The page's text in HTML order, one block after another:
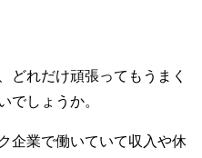
どれだけ頑張ってもうまく
でしょうか。
企業で働いていて収入や休